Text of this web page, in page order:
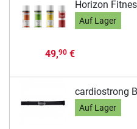
Horizon
Auf Lager
49,90€
cardiostrong
Auf Lager